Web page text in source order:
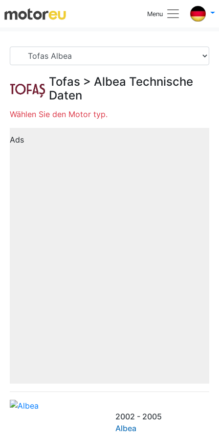
Menu
Tofas > Albea Technische
Daten
Wählen Sie den Motor typ.
Ads
2002 - 2005
Albea